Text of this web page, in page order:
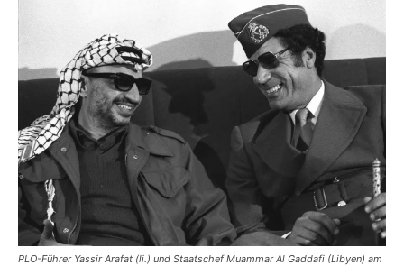
PLO-Führer Yassir Arafat (li.) und Staatschef Muammar Al Gaddafi (Libyen) am